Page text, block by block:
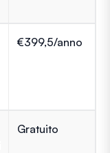
€399,5/anno
Gratuito